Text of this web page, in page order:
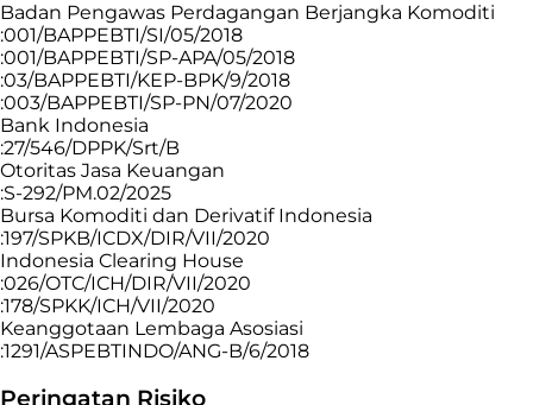
Badan Pengawas Perdagangan Berjangka Komoditi
:001/BAPPEBTI/SI/05/2018
:001/BAPPEBTI/SP-APA/05/2018
:03/BAPPEBTI/KEP-BPK/9/2018
:003/BAPPEBTI/SP-PN/07/2020
Bank Indonesia
:27/546/DPPK/Srt/B
Otoritas Jasa Keuangan
:S-292/PM.02/2025
Bursa Komoditi dan Derivatif Indonesia
:197/SPKB/ICDX/DIR/VII/2020
Indonesia Clearing House
:026/OTC/ICH/DIR/VII/2020
:178/SPKK/ICH/VII/2020
Keanggotaan Lembaga Asosiasi
:1291/ASPEBTINDO/ANG-B/6/2018
Peringatan Risiko